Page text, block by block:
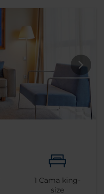
1 Cama king-
size